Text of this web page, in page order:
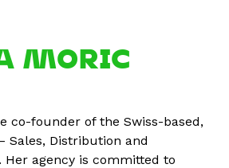
MORIC
co-founder of the Swiss-based,
Sales, Distribution and
Her agency is committed to